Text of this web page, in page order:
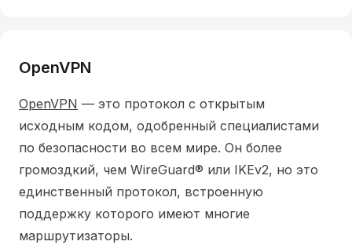
OpenVPN
OpenVPN — это протокол с открытым
исходным кодом, одобренный специалистами
по безопасности во всем мире. Он более
громоздкий, чем WireGuard® или IKEv2, но это
единственный протокол, встроенную
поддержку которого имеют многие
маршрутизаторы.